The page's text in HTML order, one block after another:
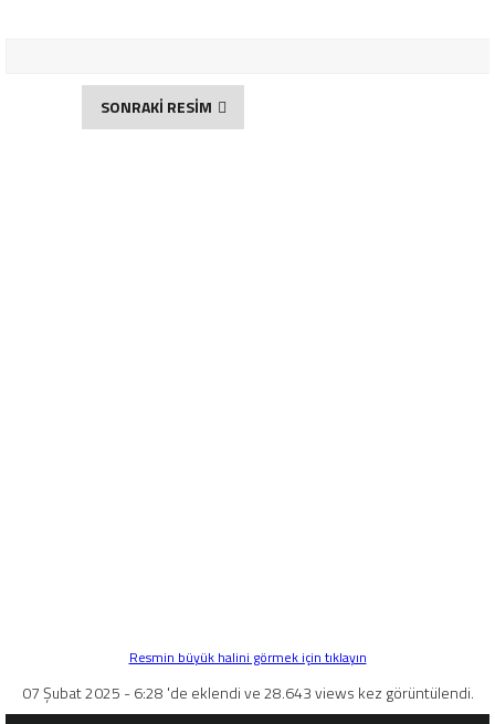
SONRAKİ RESİM
Resmin büyük halini görmek için tıklayın
07 Şubat 2025 - 6:28 'de eklendi ve 28.643 views kez görüntülendi.